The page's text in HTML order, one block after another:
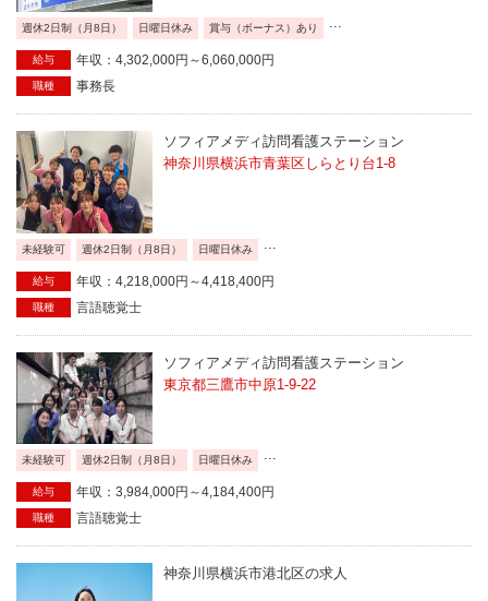
週休2日制（月8日） 日曜日休み 賞与（ボーナス）あり ...
給与 年収：4,302,000円～6,060,000円
職種 事務長
ソフィアメディ訪問看護ステーション
神奈川県横浜市青葉区しらとり台1-8
未経験可 週休2日制（月8日） 日曜日休み ...
給与 年収：4,218,000円～4,418,400円
職種 言語聴覚士
ソフィアメディ訪問看護ステーション
東京都三鷹市中原1-9-22
未経験可 週休2日制（月8日） 日曜日休み
給与 年収：3,984,000円～4,184,400円
職種 言語聴覚士
神奈川県横浜市港北区の求人